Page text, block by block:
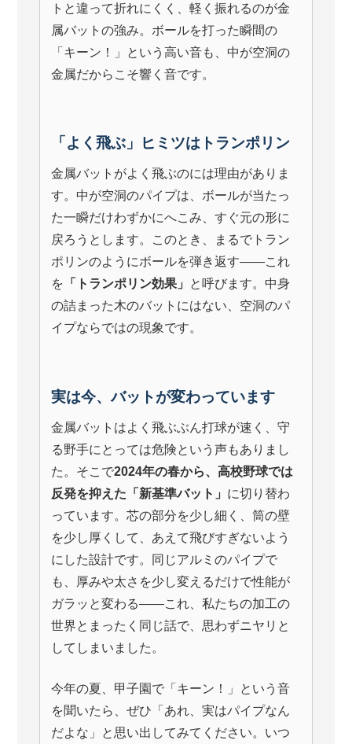
トと違って折れにくく、軽く振れるのが金
属バットの強み。ボールを打った瞬間の
「キーン！」という高い音も、中が空洞の
金属だからこそ響く音です。
「よく飛ぶ」ヒミツはトランポリン
金属バットがよく飛ぶのには理由がありま
す。中が空洞のパイプは、ボールが当たっ
た一瞬だけわずかにへこみ、すぐ元の形に
戻ろうとします。このとき、まるでトラン
ポリンのようにボールを弾き返す――これ
を 「トランポリン効果」
と呼びます。中身
の詰まった木のバットにはない、空洞のパ
イプならではの現象です。
実は今、バットが変わっています
金属バットはよく飛ぶぶん打球が速く、守
る野手にとっては危険という声もありまし
た。そこで2024年の春から、高校野球では
反発を抑えた「新基準バット」 に切り替わ
っています。芯の部分を少し細く、筒の壁
を少し厚くして、あえて飛びすぎないよう
にした設計です。同じアルミのパイプで
も、厚みや太さを少し変えるだけで性能が
ガラッと変わる――これ、私たちの加工の
世界とまったく同じ話で、思わずニヤリと
してしまいました。
今年の夏、甲子園で「キーン！」という音
を聞いたら、ぜひ「あれ、実はパイプなん
だよな」と思い出してみてください。いつ